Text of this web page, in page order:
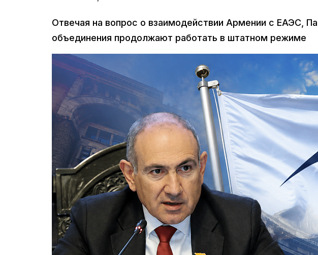
Отвечая на вопрос о взаимодействии Армении с ЕАЭС,
объединения продолжают работать в штатном режиме